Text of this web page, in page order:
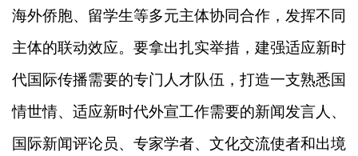
海外侨胞、留学生等多元主体协同合作，发挥不同
主体的联动效应。要拿出扎实举措，建强适应新时
代国际传播需要的专门人才队伍，打造一支熟悉国
情世情、适应新时代外宣工作需要的新闻发言人、
国际新闻评论员、专家学者、文化交流使者和出境